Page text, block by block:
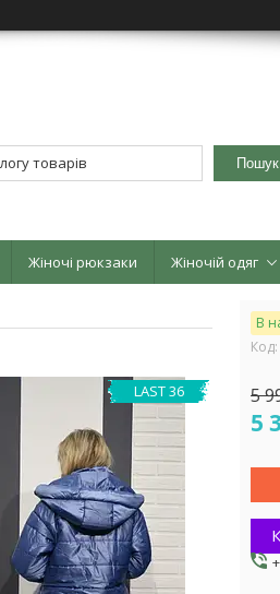
Пошук
Жіночі рюкзаки Жіночій одяг
LAST 36
В
Код:
5
5